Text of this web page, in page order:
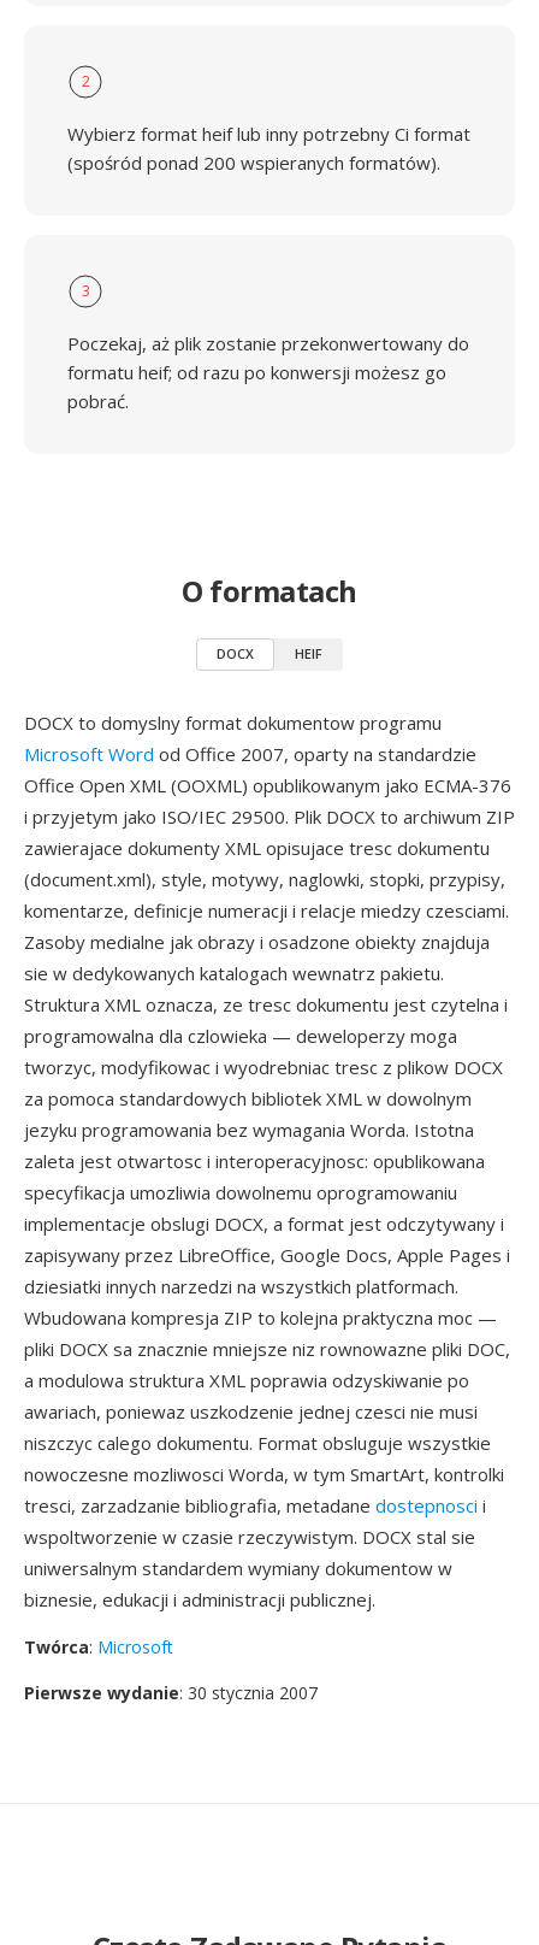
2
Wybierz format heif lub inny potrzebny Ci format
(spośród ponad 200 wspieranych formatów).
3
Poczekaj, aż plik zostanie przekonwertowany do
formatu heif; od razu po konwersji możesz go
pobrać.
O formatach
DOCX HEIF
DOCX to domyslny format dokumentow programu
Microsoft Word od Office 2007, oparty na standardzie
Office Open XML (OOXML) opublikowanym jako ECMA-376
i przyjetym jako ISO/IEC 29500. Plik DOCX to archiwum ZIP
zawierajace dokumenty XML opisujace tresc dokumentu
(document.xml), style, motywy, naglowki, stopki, przypisy,
komentarze, definicje numeracji i relacje miedzy czesciami.
Zasoby medialne jak obrazy i osadzone obiekty znajduja
sie w dedykowanych katalogach wewnatrz pakietu.
Struktura XML oznacza, ze tresc dokumentu jest czytelna i
programowalna dla czlowieka — deweloperzy moga
tworzyc, modyfikowac i wyodrebniac tresc z plikow DOCX
za pomoca standardowych bibliotek XML w dowolnym
jezyku programowania bez wymagania Worda. Istotna
zaleta jest otwartosc i interoperacyjnosc: opublikowana
specyfikacja umozliwia dowolnemu oprogramowaniu
implementacje obslugi DOCX, a format jest odczytywany i
zapisywany przez LibreOffice, Google Docs, Apple Pages i
dziesiatki innych narzedzi na wszystkich platformach.
Wbudowana kompresja ZIP to kolejna praktyczna moc —
pliki DOCX sa znacznie mniejsze niz rownowazne pliki DOC,
a modulowa struktura XML poprawia odzyskiwanie po
awariach, poniewaz uszkodzenie jednej czesci nie musi
niszczyc calego dokumentu. Format obsluguje wszystkie
nowoczesne mozliwosci Worda, w tym SmartArt, kontrolki
tresci, zarzadzanie bibliografia, metadane dostepnosci i
wspoltworzenie w czasie rzeczywistym. DOCX stal sie
uniwersalnym standardem wymiany dokumentow w
biznesie, edukacji i administracji publicznej.
Twórca: Microsoft
Pierwsze wydanie: 30 stycznia 2007